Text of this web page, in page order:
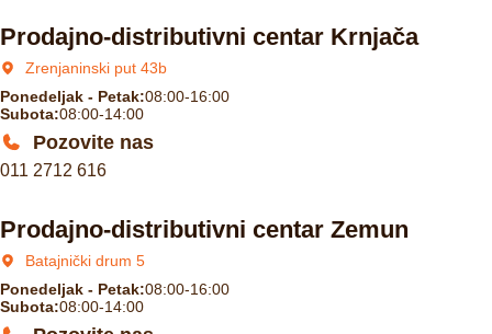
Prodajno-distributivni centar Krnjača
Zrenjaninski put 43b
Ponedeljak - Petak:08:00-16:00
Subota:08:00-14:00
Pozovite nas
011 2712 616
Prodajno-distributivni centar Zemun
Batajnički drum 5
Ponedeljak - Petak:08:00-16:00
Subota:08:00-14:00